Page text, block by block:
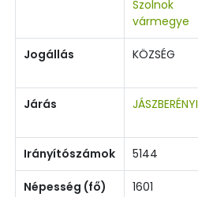
Szolnok
vármegye
Jogállás KÖZSÉG
Járás JÁSZBERÉNYI
Irányítószámok 5144
Népesség (fő) 1601